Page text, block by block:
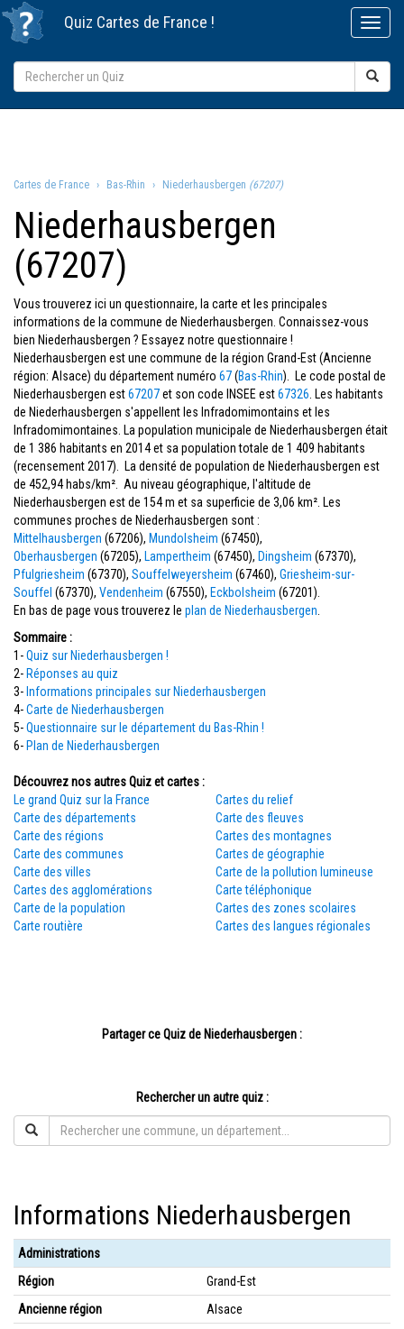
Quiz Cartes de France !
Cartes de France Bas-Rhin Niederhausbergen (67207)
Niederhausbergen
(67207)
Vous trouverez ici un questionnaire, la carte et les principales
informations de la commune de Niederhausbergen. Connaissez-vous
bien Niederhausbergen ? Essayez notre questionnaire !
Niederhausbergen est une commune de la région Grand-Est (Ancienne
région: Alsace) du département numéro 67(Bas-Rhin). Le code postal de
Niederhausbergen est67207et son code INSEE est67326 . Les habitants
de Niederhausbergen s'appellent les Infradomimontains et les
Infradomimontaines. La population municipale de Niederhausbergen était
de 1 386 habitants en 2014 et sa population totale de 1 409 habitants
(recensement 2017). La densité de population de Niederhausbergen est
de 452,94 habs/km². Au niveau géographique, l'altitude de
Niederhausbergen est de 154 m et sa superficie de 3,06 km². Les
communes proches de Niederhausbergen sont :
Mittelhausbergen (67206), Mundolsheim (67450),
Oberhausbergen (67205), Lampertheim (67450), Dingsheim (67370),
Pfulgriesheim (67370), Souffelweyersheim (67460), Griesheim-sur-
Souffel (67370), Vendenheim (67550), Eckbolsheim (67201).
En bas de page vous trouverez le plan de Niederhausbergen
Sommaire :
1-Quiz sur Niederhausbergen !
2- Réponses au quiz
3- Informations principales sur Niederhausbergen
4-Carte de Niederhausbergen
5-Questionnaire sur le département du Bas-Rhin !
6- Plan de Niederhausbergen
Découvrez nos autres Quiz et cartes :
Le grand Quiz sur la France
Carte des départements
Carte des régions
Carte des communes
Carte des villes
Cartes des agglomérations
Carte de la population
Carte routière
Cartes du relief
Carte des fleuves
Cartes des montagnes
Cartes de géographie
Carte de la pollution lumineuse
Carte téléphonique
Cartes des zones scolaires
Cartes des langues régionales
Partager ce Quiz de Niederhausbergen :
Rechercher un autre quiz :
Informations Niederhausbergen
Administrations
Région
Grand-Est
Ancienne région
Alsace